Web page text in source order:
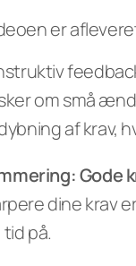
er
om små
af krav,
Gode
dine krav
på.